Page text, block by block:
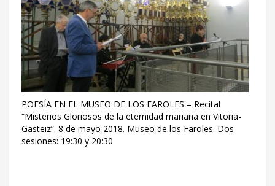
POESÍA EN EL MUSEO DE LOS FAROLES – Recital
“Misterios Gloriosos de la eternidad mariana en Vitoria-
Gasteiz”. 8 de mayo 2018. Museo de los Faroles. Dos
sesiones: 19:30 y 20:30